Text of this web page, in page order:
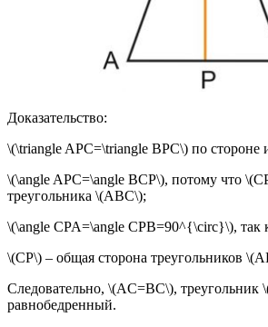
Доказательство:
\(\triangle APC=\triangle BPC\) по стороне
\(\angle APC=\angle BCP\), потому что
треугольника \(ABC\);
\(\angle CPA=\angle CPB=90^{\circ}\), так
\(CP\) – общая сторона треугольников
Следовательно, \(AC=BC\), треугольник
равнобедренный.